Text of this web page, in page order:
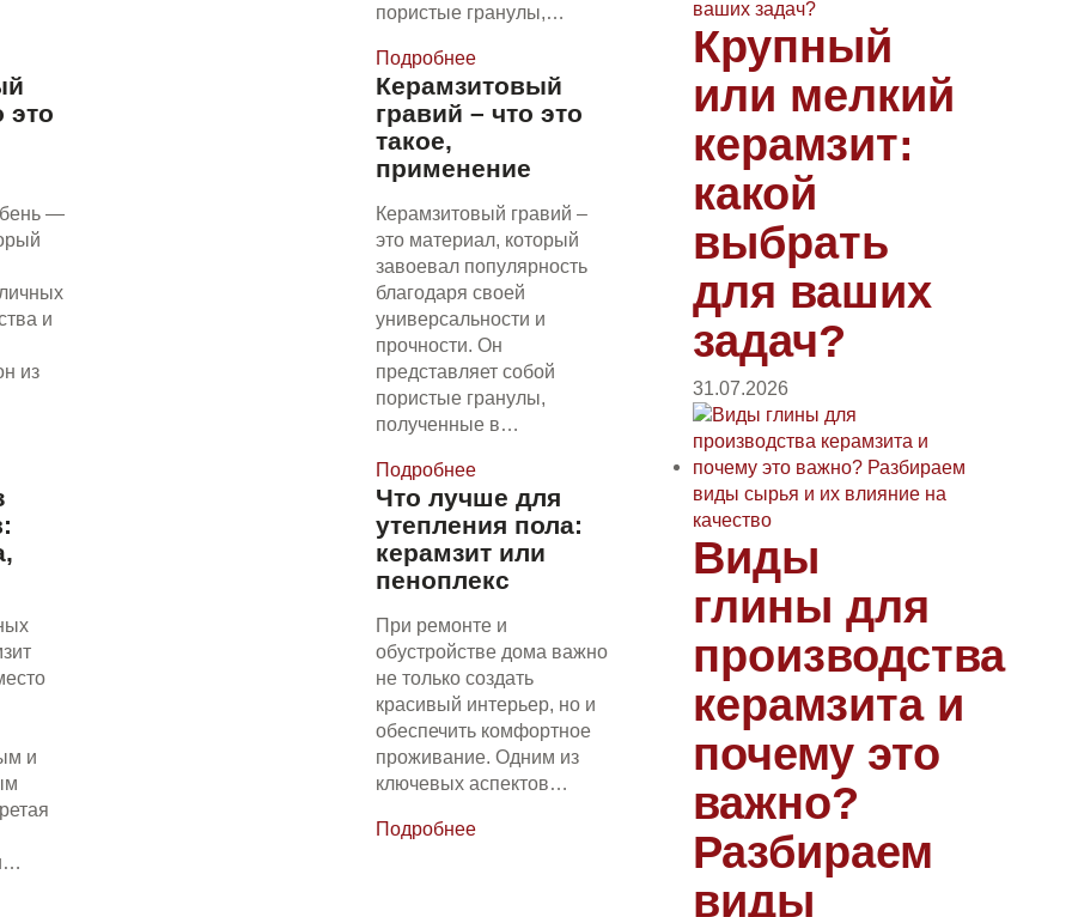
пористые гранулы,…
Подробнее
это
—
и
из
Керамзитовый
гравий – что это
такое,
применение
Керамзитовый гравий –
это материал, который
завоевал популярность
благодаря своей
универсальности и
прочности. Он
представляет собой
пористые гранулы,
полученные в…
Подробнее
и
Что лучше для
утепления пола:
керамзит или
пеноплекс
При ремонте и
обустройстве дома важно
не только создать
красивый интерьер, но и
обеспечить комфортное
проживание. Одним из
ключевых аспектов…
Подробнее
Крупный
или мелкий
керамзит:
какой
выбрать
для ваших
задач?
31.07.2026
Виды
глины для
производства
керамзита и
почему это
важно?
Разбираем
виды